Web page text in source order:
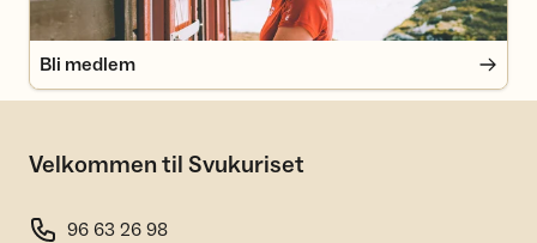
Bli medlem
Velkommen til Svukuriset
96 63 26 98